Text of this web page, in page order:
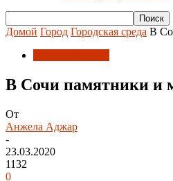
Домой Город Городская среда В
В Сочи памятники и
От
Анжела Аджар
-
23.03.2020
1132
0